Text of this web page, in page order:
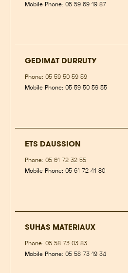
Mobile Phone: 05 59 69 19 87
GEDIMAT DURRUTY
Phone: 05 59 50 59 59
Mobile Phone: 05 59 50 59 55
ETS DAUSSION
Phone: 05 61 72 32 55
Mobile Phone: 05 61 72 41 80
SUHAS MATERIAUX
Phone: 05 58 73 03 83
Mobile Phone: 05 58 73 19 34